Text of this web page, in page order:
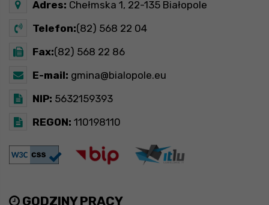
Adres: Chełmska 1, 22-135 Białopole
Telefon:(82) 568 22 04
Fax:(82) 568 22 86
E-mail: gmina@bialopole.eu
NIP: 5632159393
REGON: 110198110
GODZINY PRACY